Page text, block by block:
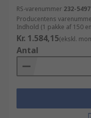
RS-varenummer 232-5497
Producentens
Indhold (1 pakke af 150
Kr. 1.584,15(ekskl.
Antal